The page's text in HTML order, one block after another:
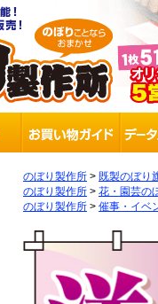
のぼり製作所 > 既製のぼり
のぼり製作所 > 花・園芸の
のぼり製作所 > 催事・イベ